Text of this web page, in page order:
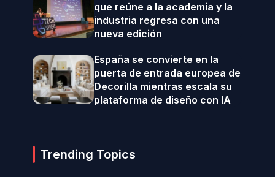
que reúne a la academia y la
industria regresa con una
nueva edición
España se convierte en la
puerta de entrada europea de
Decorilla mientras escala su
plataforma de diseño con IA
Trending Topics